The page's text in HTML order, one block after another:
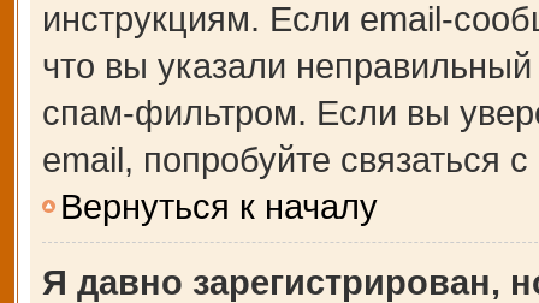
инструкциям. Если email-
что вы указали
спам-фильтром. Если вы
email, попробуйте связаться
Вернуться к началу
Я давно зарегистрирован,